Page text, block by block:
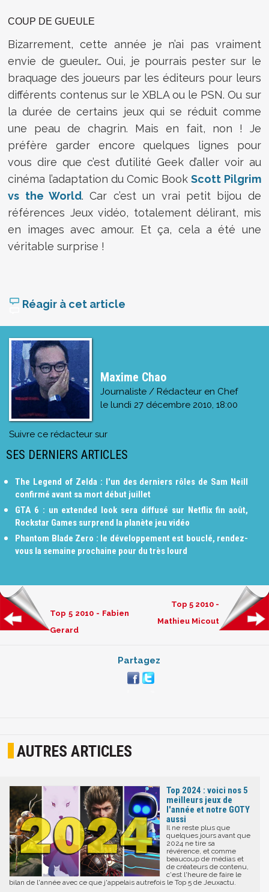
COUP DE GUEULE
Bizarrement, cette année je n’ai pas vraiment
envie de gueuler… Oui, je pourrais pester sur le
braquage des joueurs par les éditeurs pour leurs
différents contenus sur le XBLA ou le PSN. Ou sur
la durée de certains jeux qui se réduit comme
une peau de chagrin. Mais en fait, non ! Je
préfère garder encore quelques lignes pour
vous dire que c’est d’utilité Geek d’aller voir au
cinéma l’adaptation du Comic BookScott Pilgrim
vs the World. Car c’est un vrai petit bijou de
références Jeux vidéo, totalement délirant, mis
en images avec amour. Et ça, cela a été une
véritable surprise !
Réagir à cet article
Maxime Chao
Journaliste / Rédacteur en Chef
le lundi 27 décembre 2010, 18:00
Suivre ce rédacteur sur
SES DERNIERS ARTICLES
The Legend of Zelda : l'un des derniers rôles de Sam Neill
confirmé avant sa mort début juillet
GTA 6 : un extended look sera diffusé sur Netflix fin août,
Rockstar Games surprend la planète jeu vidéo
Phantom Blade Zero : le développement est bouclé, rendez-
vous la semaine prochaine pour du très lourd
Top 5 2010 - Fabien
Gerard
Top 5 2010 -
Mathieu Micout
Partagez
AUTRES ARTICLES
Top 2024 : voici nos 5
meilleurs jeux de
l'année et notre GOTY
aussi
Il ne reste plus que
quelques jours avant que
2024 ne tire sa
révérence, et comme
beaucoup de médias et
de créateurs de contenu,
c'est l'heure de faire le
bilan de l'année avec ce que j'appelais autrefois le Top 5 de Jeuxactu.